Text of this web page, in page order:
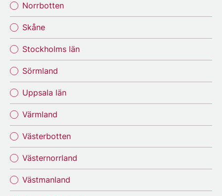
Norrbotten
Skåne
Stockholms län
Sörmland
Uppsala län
Värmland
Västerbotten
Västernorrland
Västmanland